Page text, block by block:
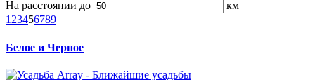
На расстоянии до
км
1 23456789
Белое и Черное